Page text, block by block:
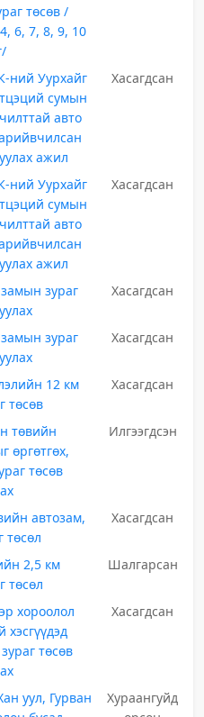
төсөв /
6, 7, 8, 9, 10
ний Уурхайг
сумын
авто
ажил
Хасагдсан
ний Уурхайг
сумын
авто
ажил
Хасагдсан
зураг
Хасагдсан
зураг
Хасагдсан
12 км
төсөв
Хасагдсан
төвийн
өргөтгөх,
төсөв
Илгээгдсэн
автозам,
төсөл
Хасагдсан
2,5 км
төсөл
Шалгарсан
хороолол
төсөв
Хасагдсан
уул, Гурван
Хураангуйд